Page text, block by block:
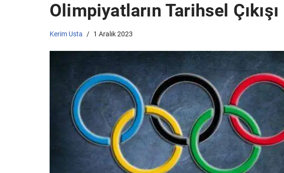
Olimpiyatların Tarihsel Çıkışı
Kerim Usta 1 Aralık 2023